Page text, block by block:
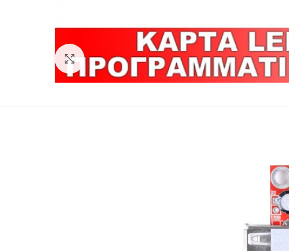
Click to enlarge